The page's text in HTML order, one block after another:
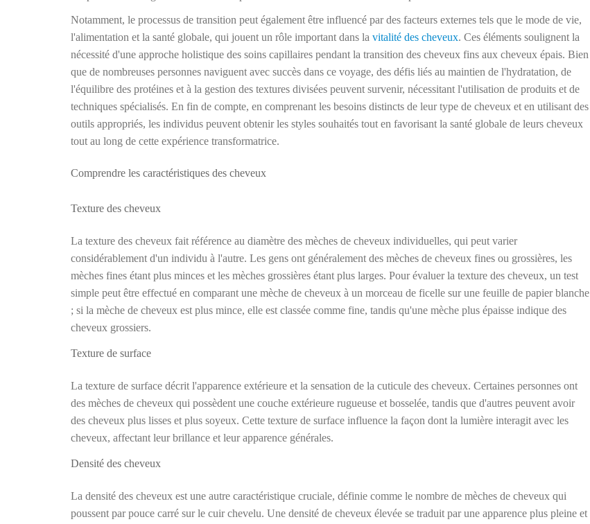
Notamment, le processus de transition peut également être influencé par des facteurs externes tels que le mode de vie,
l'alimentation et la santé globale, qui jouent un rôle important dans la vitalité des cheveux. Ces éléments soulignent la
nécessité d'une approche holistique des soins capillaires pendant la transition des cheveux fins aux cheveux épais. Bien
que de nombreuses personnes naviguent avec succès dans ce voyage, des défis liés au maintien de l'hydratation, de
l'équilibre des protéines et à la gestion des textures divisées peuvent survenir, nécessitant l'utilisation de produits et de
techniques spécialisés. En fin de compte, en comprenant les besoins distincts de leur type de cheveux et en utilisant des
outils appropriés, les individus peuvent obtenir les styles souhaités tout en favorisant la santé globale de leurs cheveux
tout au long de cette expérience transformatrice.
Comprendre les caractéristiques des cheveux
Texture des cheveux
La texture des cheveux fait référence au diamètre des mèches de cheveux individuelles, qui peut varier
considérablement d'un individu à l'autre. Les gens ont généralement des mèches de cheveux fines ou grossières, les
mèches fines étant plus minces et les mèches grossières étant plus larges. Pour évaluer la texture des cheveux, un test
simple peut être effectué en comparant une mèche de cheveux à un morceau de ficelle sur une feuille de papier blanche
; si la mèche de cheveux est plus mince, elle est classée comme fine, tandis qu'une mèche plus épaisse indique des
cheveux grossiers.
Texture de surface
La texture de surface décrit l'apparence extérieure et la sensation de la cuticule des cheveux. Certaines personnes ont
des mèches de cheveux qui possèdent une couche extérieure rugueuse et bosselée, tandis que d'autres peuvent avoir
des cheveux plus lisses et plus soyeux. Cette texture de surface influence la façon dont la lumière interagit avec les
cheveux, affectant leur brillance et leur apparence générales.
Densité des cheveux
La densité des cheveux est une autre caractéristique cruciale, définie comme le nombre de mèches de cheveux qui
poussent par pouce carré sur le cuir chevelu. Une densité de cheveux élevée se traduit par une apparence plus pleine et